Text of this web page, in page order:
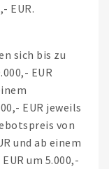
EUR.
sich bis zu
EUR
EUR jeweils
von
und ab einem
um 5.000,-